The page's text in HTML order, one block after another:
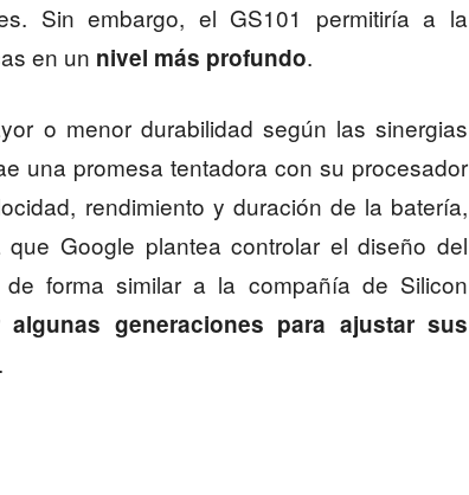
Sin embargo, el GS101 permitiría a la
en un nivel más profundo.
o menor durabilidad según las sinergias
una promesa tentadora con su procesador
rendimiento y duración de la batería,
Google plantea controlar el diseño del
forma similar a la compañía de Silicon
algunas generaciones para ajustar sus
.